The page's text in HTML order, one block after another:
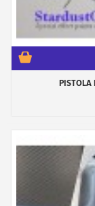
PISTOLA